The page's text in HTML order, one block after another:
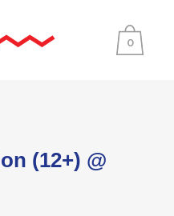
0
(12+) @